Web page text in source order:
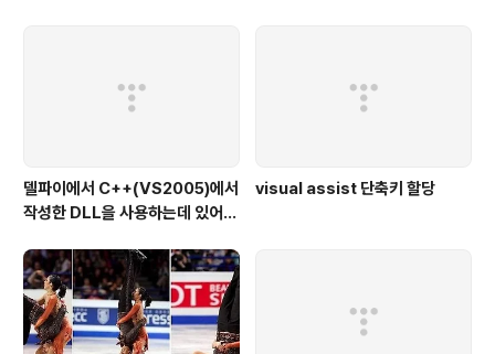
델파이에서 C++(VS2005)에서
작성한 DLL을 사용하는데 있어서
visual assist 단축키 할당